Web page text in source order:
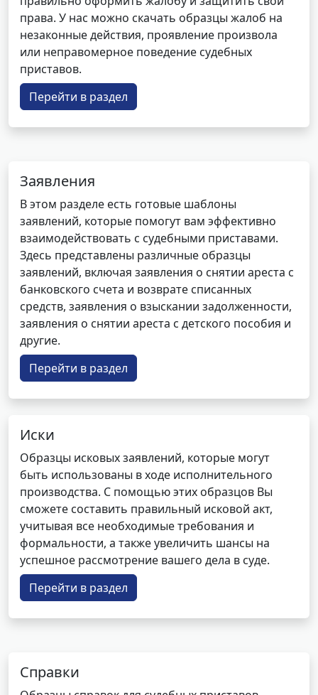
права. У нас можно скачать образцы жалоб на
незаконные действия, проявление произвола
или неправомерное поведение судебных
приставов.
Перейти в раздел
Заявления
В этом разделе есть готовые шаблоны
заявлений, которые помогут вам эффективно
взаимодействовать с судебными приставами.
Здесь представлены различные образцы
заявлений, включая заявления о снятии ареста с
банковского счета и возврате списанных
средств, заявления о взыскании задолженности,
заявления о снятии ареста с детского пособия и
другие.
Перейти в раздел
Иски
Образцы исковых заявлений, которые могут
быть использованы в ходе исполнительного
производства. С помощью этих образцов Вы
сможете составить правильный исковой акт,
учитывая все необходимые требования и
формальности, а также увеличить шансы на
успешное рассмотрение вашего дела в суде.
Перейти в раздел
Справки